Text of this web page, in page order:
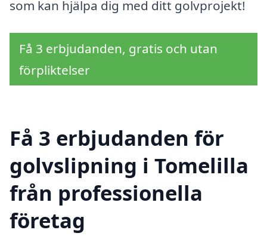
som kan hjälpa dig med ditt golvprojekt!
Få 3 erbjudanden, gratis och utan
förpliktelser
Få 3 erbjudanden för
golvslipning i Tomelilla
från professionella
företag